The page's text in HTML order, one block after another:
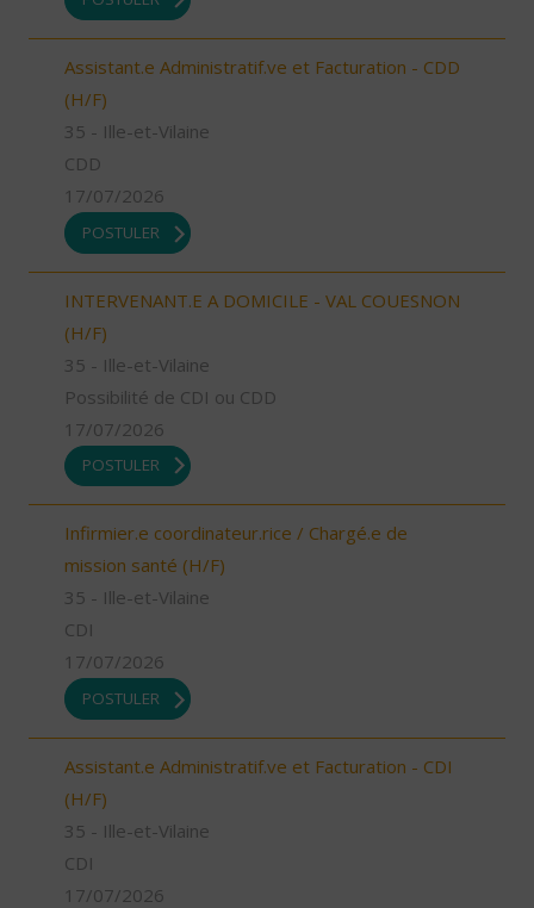
Assistant.e Administratif.ve et Facturation - CDD
(H/F)
35 - Ille-et-Vilaine
CDD
17/07/2026
POSTULER
INTERVENANT.E A DOMICILE - VAL COUESNON
(H/F)
35 - Ille-et-Vilaine
Possibilité de CDI ou CDD
17/07/2026
POSTULER
Infirmier.e coordinateur.rice / Chargé.e de
mission santé (H/F)
35 - Ille-et-Vilaine
CDI
17/07/2026
POSTULER
Assistant.e Administratif.ve et Facturation - CDI
(H/F)
35 - Ille-et-Vilaine
CDI
17/07/2026